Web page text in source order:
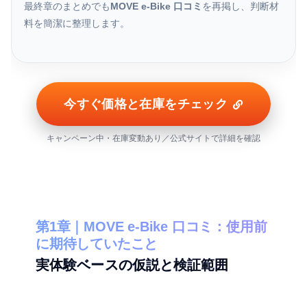
最終章のまとめでもMOVE e-Bike 口コミ を再掲し、判断材
料を簡潔に整理します。
今すぐ価格と在庫をチェック
キャンペーン中・在庫変動あり／公式サイトで詳細を確認
第1章｜MOVE e-Bike 口コミ：使用前
に期待していたこと
実体験ベースの仮説と検証範囲